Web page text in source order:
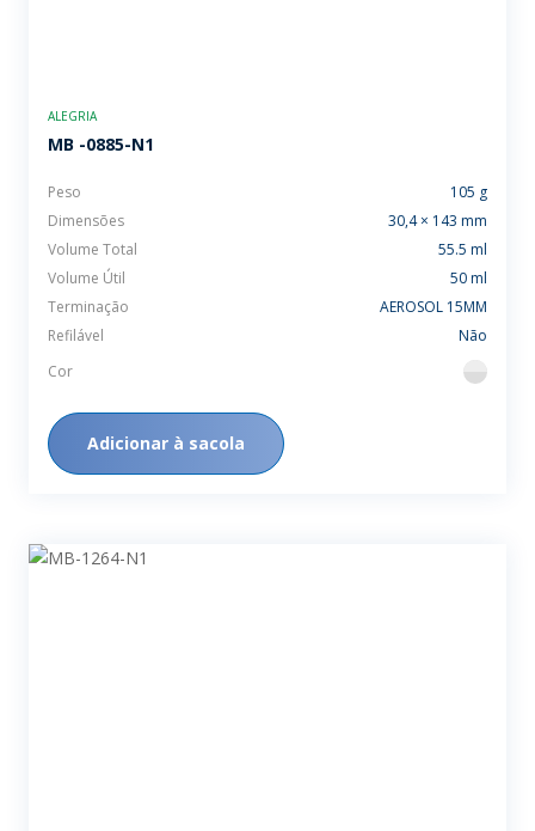
ALEGRIA
MB -0885-N1
Peso
105 g
Dimensões
30,4 × 143 mm
Volume Total
55.5 ml
Volume Útil
50 ml
Terminação
AEROSOL 15MM
Refilável
Não
Cor
flint
Adicionar à sacola